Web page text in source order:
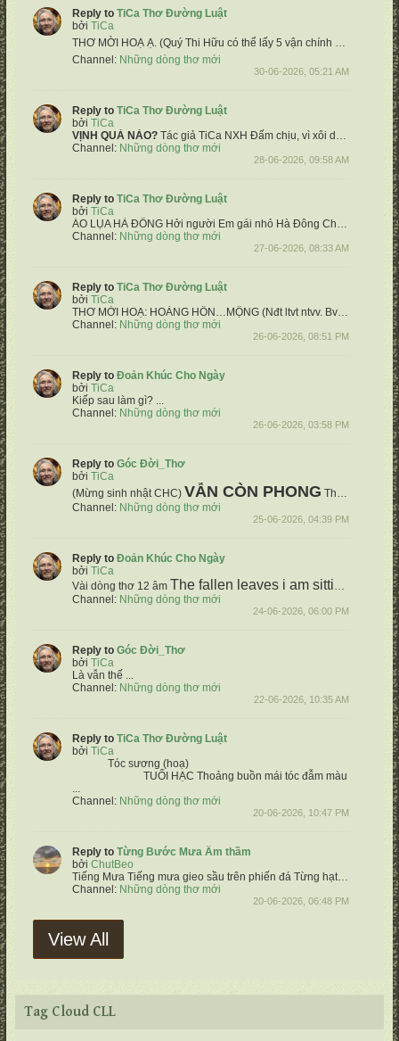
Reply to TiCa Thơ Đường Luật
bởi TiCa
THƠ MỜI HOẠ Ạ. (Quý Thi Hữu có thể lấy 5 vận chính & hoạ tự do, không cần theo thể thơ bài xướng ạ) ❤️
Channel: Những dòng thơ mới
30-06-2026, 05:21 AM
Reply to TiCa Thơ Đường Luật
bởi TiCa
VỊNH QUẢ NÀO? Tác giả TiCa NXH Đấm chịu, vì xôi dẫu tử đòn
Channel: Những dòng thơ mới
28-06-2026, 09:58 AM
Reply to TiCa Thơ Đường Luật
bởi TiCa
ÁO LỤA HÀ ĐÔNG Hởi người Em gái nhỏ Hà Đông Chốn ấy mùa bay nắng có nồng
Channel: Những dòng thơ mới
27-06-2026, 08:33 AM
Reply to TiCa Thơ Đường Luật
bởi TiCa
THƠ MỜI HOẠ: HOÀNG HÔN…MỘNG (Nđt ltvt ntvv. Bvđâ)
Âu vờn...
Channel: Những dòng thơ mới
26-06-2026, 08:51 PM
Reply to Đoản Khúc Cho Ngày
bởi TiCa
Kiếp sau làm gì? ...
Channel: Những dòng thơ mới
26-06-2026, 03:58 PM
Reply to Góc Đời_Thơ
bởi TiCa
(Mừng sinh nhật CHC) VẪN CÒN PHONG Thơ: TiCa NXH
Channel: Những dòng thơ mới
25-06-2026, 04:39 PM
Reply to Đoản Khúc Cho Ngày
bởi TiCa
Vài dòng thơ 12 âm The fallen leaves i am sitting The
Channel: Những dòng thơ mới
24-06-2026, 06:00 PM
Reply to Góc Đời_Thơ
bởi TiCa
Là vẫn thế ...
Channel: Những dòng thơ mới
22-06-2026, 10:35 AM
Reply to TiCa Thơ Đường Luật
bởi TiCa
Tóc sương (hoạ)
TUỔI HẠC Thoảng buồn mái tóc đẫm màu sương
...
Channel: Những dòng thơ mới
20-06-2026, 10:47 PM
Reply to Từng Bước Mưa Âm thầm
bởi ChutBeo
Tiếng Mưa Tiếng mưa gieo sầu trên phiến đá Từng hạt trôi suốt tháng ngày qua
Channel: Những dòng thơ mới
20-06-2026, 06:48 PM
View All
Tag Cloud CLL